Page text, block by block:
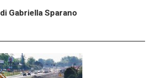
di Gabriella Sparano